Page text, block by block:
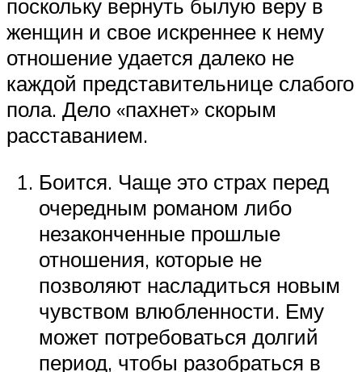
поскольку вернуть былую веру в
женщин и свое искреннее к нему
отношение удается далеко не
каждой представительнице слабого
пола. Дело «пахнет» скорым
расставанием.
Боится. Чаще это страх перед
очередным романом либо
незаконченные прошлые
отношения, которые не
позволяют насладиться новым
чувством влюбленности. Ему
может потребоваться долгий
период, чтобы разобраться в